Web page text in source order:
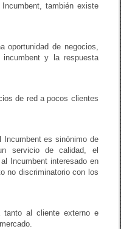
también existe
oportunidad de negocios,
y la respuesta
de red a pocos clientes
Incumbent es sinónimo de
servicio de calidad, el
Incumbent interesado en
no discriminatorio con los
tanto al cliente externo e